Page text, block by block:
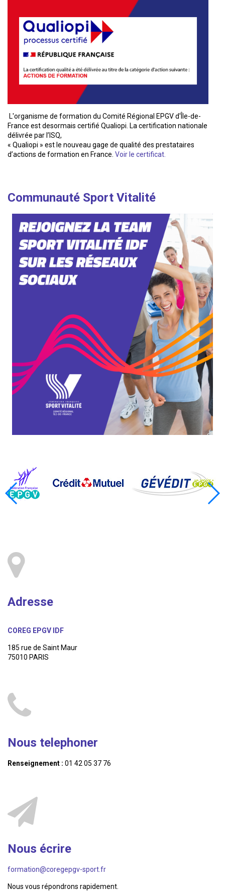
L'organisme de formation du Comité Régional EPGV d'Île-de-
France est desormais certifié Qualiopi. La certification nationale
délivrée par l’ISQ,
« Qualiopi » est le nouveau gage de qualité des prestataires
d’actions de formation en France. Voir le certificat.
Communauté Sport Vitalité
Adresse
COREG EPGV IDF
185 rue de Saint Maur
75010 PARIS
Nous telephoner
Renseignement : 01 42 05 37 76
Nous écrire
formation@coregepgv-sport.fr
Nous vous répondrons rapidement.